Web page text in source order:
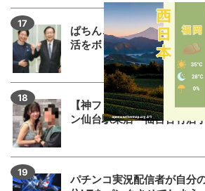
ぱちんこ業界人さん「増税
活をボロボロにしたのが自
【神ファンサ】瀬戸環奈さ
ン仙台駅東店・仙台苦竹店
パチンコ実況配信者が自分